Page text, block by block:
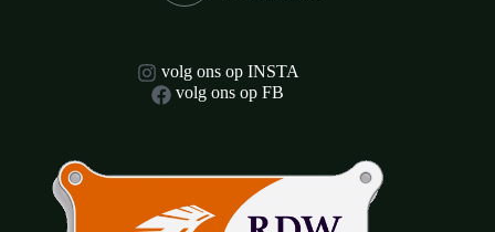
volg ons op INSTA
volg ons op FB